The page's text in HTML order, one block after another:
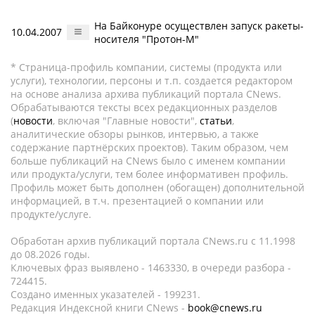
10.04.2007
На Байконуре осуществлен запуск ракеты-
носителя "Протон-М"
* Страница-профиль компании, системы (продукта или
услуги), технологии, персоны и т.п. создается редактором
на основе анализа архива публикаций портала CNews.
Обрабатываются тексты всех редакционных разделов
(новости, включая "Главные новости", статьи,
аналитические обзоры рынков, интервью, а также
содержание партнёрских проектов). Таким образом, чем
больше публикаций на CNews было с именем компании
или продукта/услуги, тем более информативен профиль.
Профиль может быть дополнен (обогащен) дополнительной
информацией, в т.ч. презентацией о компании или
продукте/услуге.
Обработан архив публикаций портала CNews.ru c 11.1998
до 08.2026 годы.
Ключевых фраз выявлено - 1463330, в очереди разбора -
724415.
Создано именных указателей - 199231.
Редакция Индексной книги CNews - book@cnews.ru